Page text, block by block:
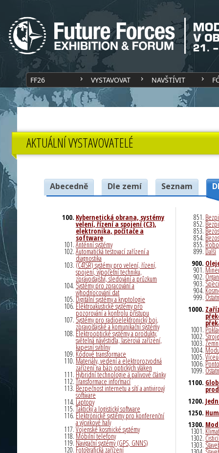
FF26 VYSTAVOVAT NAVŠTÍVIT
AKTUÁLNÍ VYSTAVOVATELÉ
Abecedně Dle zemí Seznam
Kybernetická obrana, systémy
velení, řízení a spojení (C3),
elektronika, počítače a
software
Anténní systémy
Automatická testovací zařízení a
diagnostika
(C4ISR) systémy pro velení, řízení,
spojení, výpočetní techniku,
zpravodajství, sledování a průzkum
Systémy pro zpracování a
vyhodnocování dat
Digitální systémy a kryptologie
Elektroakustické systémy pro
pozorování a kontrolu přístupu
Systémy pro radioelektronický boj,
zpravodajské a komunikační systémy
Elektrooptické systémy a produkty,
světelná návěstidla, laserová zařízení,
kapesní svítilny
Kódové transformace
Materiály, vedení a elektrorozvodná
zařízení na bázi optických vláken
Hybridní technologie a palivové články
Transformace informací
Bezpečnost internetu a sítí a antivirový
software
Laptopy
Taktický a logistický software
Elektronické systémy pro konferenční
a výcvikové haly
Vojenské kosmické systémy
Mobilní telefony
Navigační systémy (GPS, GNNS)
Fotografická zařízení
Další